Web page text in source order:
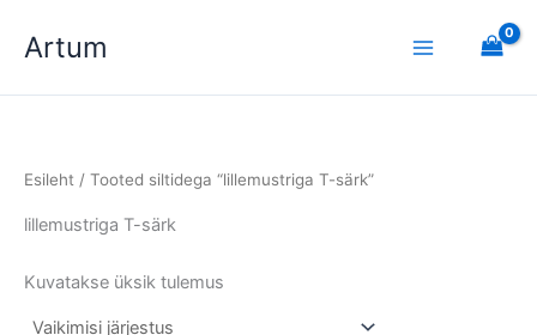
Artum
Esileht / Tooted siltidega “lillemustriga T-särk”
lillemustriga T-särk
Kuvatakse üksik tulemus